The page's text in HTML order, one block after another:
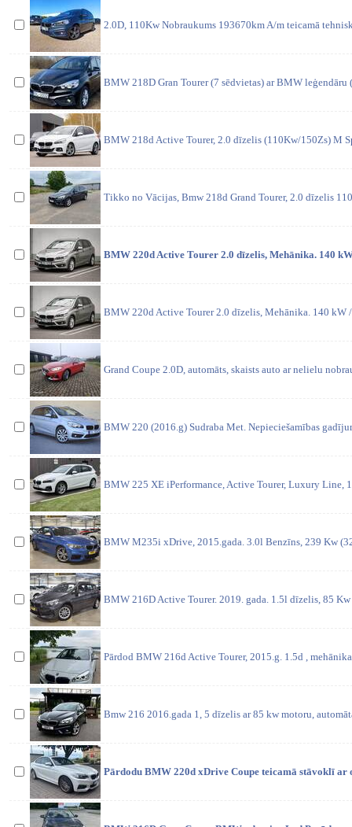
2.0D, 110Kw Nobraukums 193670km A/m teicamā
BMW 218D Gran Tourer (7 sēdvietas) ar BMW
BMW 218d Active Tourer, 2.0 dīzelis (110Kw/150Zs) M
Tikko no Vācijas, Bmw 218d Grand Tourer, 2.0 dīzelis
BMW 220d Active Tourer 2.0 dīzelis, Mehānika. 140
BMW 220d Active Tourer 2.0 dīzelis, Mehānika. 140 kW
Grand Coupe 2.0D, automāts, skaists auto ar nelielu
BMW 220 (2016.g) Sudraba Met. Nepieciešamības
BMW 225 XE iPerformance, Active Tourer, Luxury Line,
BMW M235i xDrive, 2015.gada. 3.0l Benzīns, 239 Kw
BMW 216D Active Tourer. 2019. gada. 1.5l dīzelis, 85
Pārdod BMW 216d Active Tourer, 2015.g. 1.5d ,
Bmw 216 2016.gada 1, 5 dīzelis ar 85 kw motoru,
Pārdodu BMW 220d xDrive Coupe teicamā stāvoklī